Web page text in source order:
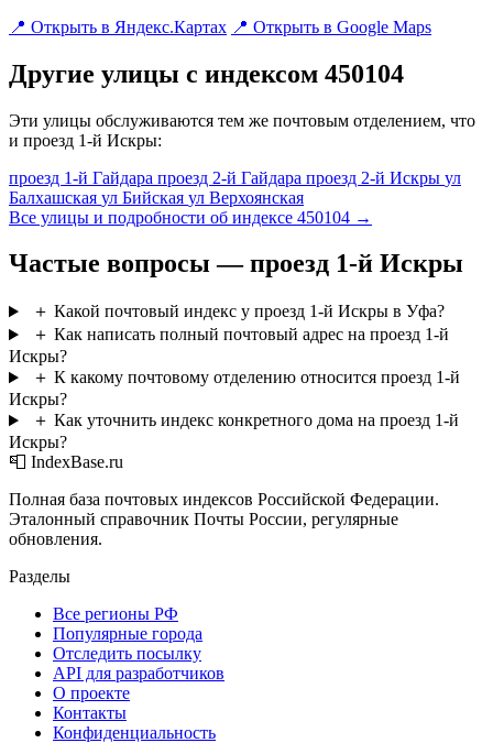
📍 Открыть в Яндекс.Картах 📍 Открыть в Google Maps
Другие улицы с индексом 450104
Эти улицы обслуживаются тем же почтовым отделением, что
и проезд 1-й Искры:
проезд 1-й Гайдара проезд 2-й Гайдара проезд 2-й Искры ул
Балхашская ул Бийская ул Верхоянская
Все улицы и подробности об индексе 450104 →
Частые вопросы — проезд 1-й Искры
＋ Какой почтовый индекс у проезд 1-й Искры в Уфа?
＋ Как написать полный почтовый адрес на проезд 1-й
Искры?
＋ К какому почтовому отделению относится проезд 1-й
Искры?
＋ Как уточнить индекс конкретного дома на проезд 1-й
Искры?
📮 IndexBase.ru
Полная база почтовых индексов Российской Федерации.
Эталонный справочник Почты России, регулярные
обновления.
Разделы
Все регионы РФ
Популярные города
Отследить посылку
API для разработчиков
О проекте
Контакты
Конфиденциальность